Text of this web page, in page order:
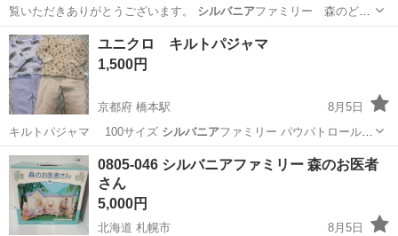
覧いただきありがとうございます。 シルバニアファミリー 森のどき
どきツリーハウス…
三重 松阪市 松阪駅 その他
ユニクロ キルトパジャマ
1,500円
京都府 橋本駅
8月5日
キルトパジャマ 100サイズ シルバニアファミリー パウパトロール
どちら…
京都 八幡市 パジャマ
0805-046 シルバニアファミリー 森のお医者
さん
5,000円
北海道 札幌市
8月5日